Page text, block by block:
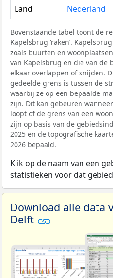
Land Nederland
Bovenstaande tabel toont de
Kapelsbrug ‘raken’.
zoals buurten en
van Kapelsbrug en die van de
elkaar overlappen of snijden.
gedeelde grens is tussen de
waarbij ze op een bepaalde
zijn. Dit kan gebeuren
loopt of de grens van een
zijn op basis van de
2025 en de topografische
2026 bepaald.
Klik op de naam van een
statistieken voor dat
Download alle data
Delft